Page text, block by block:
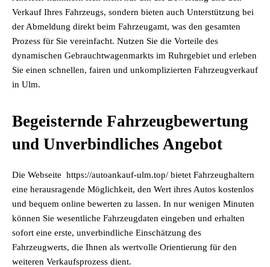
Verkauf Ihres Fahrzeugs, sondern bieten auch Unterstützung bei
der Abmeldung direkt beim Fahrzeugamt, was den gesamten
Prozess für Sie vereinfacht. Nutzen Sie die Vorteile des
dynamischen Gebrauchtwagenmarkts im Ruhrgebiet und erleben
Sie einen schnellen, fairen und unkomplizierten Fahrzeugverkauf
in Ulm.
Begeisternde Fahrzeugbewertung
und Unverbindliches Angebot
Die Webseite https://autoankauf-ulm.top/ bietet Fahrzeughaltern
eine herausragende Möglichkeit, den Wert ihres Autos kostenlos
und bequem online bewerten zu lassen. In nur wenigen Minuten
können Sie wesentliche Fahrzeugdaten eingeben und erhalten
sofort eine erste, unverbindliche Einschätzung des
Fahrzeugwerts, die Ihnen als wertvolle Orientierung für den
weiteren Verkaufsprozess dient.